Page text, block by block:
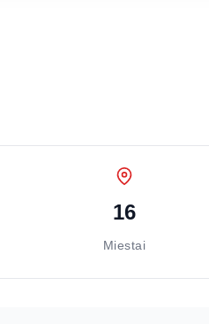
16
Miestai